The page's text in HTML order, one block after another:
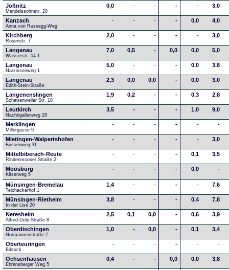
Jößnitz
Mendelssohnstr. 20
0,0 - - - - 3,0
Kanzach
Anna von Russegg-Weg
- - - - 0,0 4,0
Kirchberg
Rosenstr. 7
2,0 - - - - 3,0
Langenau
Wasserstr. 54-1
7,0 0,5 - 0,0 0,0 5,0
Langenau
Narzissenweg 1
5,0 - - - 0,0 3,8
Langenau
Edith-Stein-Straße
2,3 0,0 0,0 - 0,0 3,0
Langenenslingen
Schattenweiler Str. 18
1,9 0,2 - - 0,3 2,8
Leutkirch
Nachtigallenweg 28
3,5 - - - 1,0 9,0
Merklingen
Millergasse 9
- - - - - -
Mietingen-Walpertshofen
Bussenweg 31
- - - - - 3,0
Mittelbiberach-Reute
Rindenmooser Straße 2
- - - - 0,1 3,5
Moosburg
Käserweg 5
- - - - 0,0 -
Münsingen-Bremelau
Teichackerhof 1
1,4 - - - - 7,6
Münsingen-Rietheim
In der Lise 20
3,8 - - - 0,4 7,8
Neresheim
Alfred-Delp-Straße 8
2,5 0,1 0,0 - 0,6 3,9
Oberdischingen
Normannenstraße 7
1,0 - 0,0 - 0,1 3,4
Oberteuringen
Bibruck
- - - - - -
Ochsenhausen
Ehrensberger Weg 5
0,4 - - 0,0 0,0 3,8